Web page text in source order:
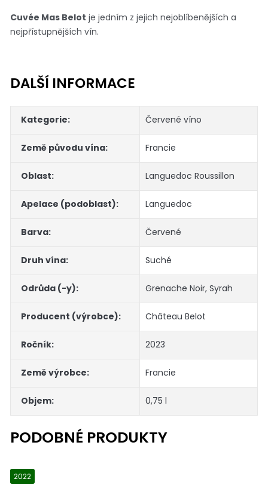
Cuvée Mas Belot je jedním z jejich nejoblíbenějších a
nejpřístupnějších vín.
DALŠÍ INFORMACE
Kategorie: Červené víno
Země původu vína: Francie
Oblast: Languedoc Roussillon
Apelace (podoblast): Languedoc
Barva: Červené
Druh vína: Suché
Odrůda (-y): Grenache Noir, Syrah
Producent (výrobce): Château Belot
Ročník: 2023
Země výrobce: Francie
Objem: 0,75 l
2022